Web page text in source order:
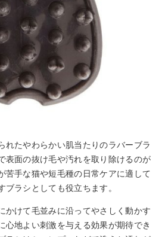
れたやわらかい肌当たりのラバーブラ
表面の抜け毛や汚れを取り除けるのが
苦手な猫や短毛種の日常ケアに適して
ブラシとしても役立ちます。
かけて毛並みに沿ってやさしく動かす
心地よい刺激を与える効果が期待でき